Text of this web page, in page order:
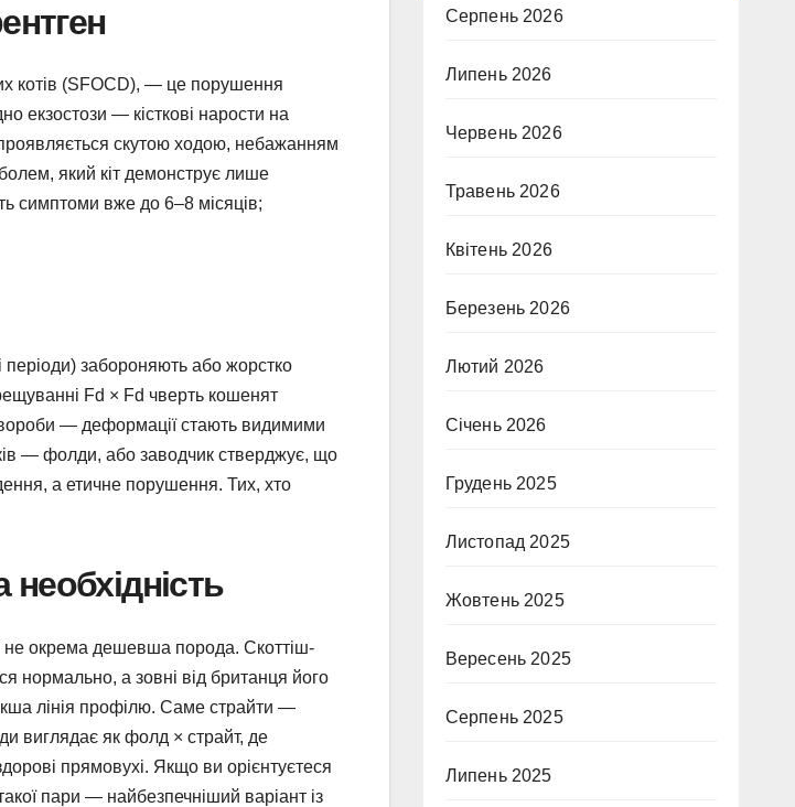
котів (SFOCD), — це порушення
екзостози — кісткові нарости на
скутою ходою, небажанням
який кіт демонструє лише
симптоми вже до 6–8 місяців;
періоди) забороняють або жорстко
Fd × Fd чверть кошенят
— деформації стають видимими
— фолди, або заводчик стверджує, що
а етичне порушення. Тих, хто
не окрема дешевша порода. Скоттіш-
нормально, а зовні від британця його
лінія профілю. Саме страйти —
виглядає як фолд × страйт, де
прямовухі. Якщо ви орієнтуєтеся
пари — найбезпечніший варіант із
Серпень 2026
Липень 2026
Червень 2026
Травень 2026
Квітень 2026
Березень 2026
Лютий 2026
Січень 2026
Грудень 2025
Листопад 2025
Жовтень 2025
Вересень 2025
Серпень 2025
Липень 2025